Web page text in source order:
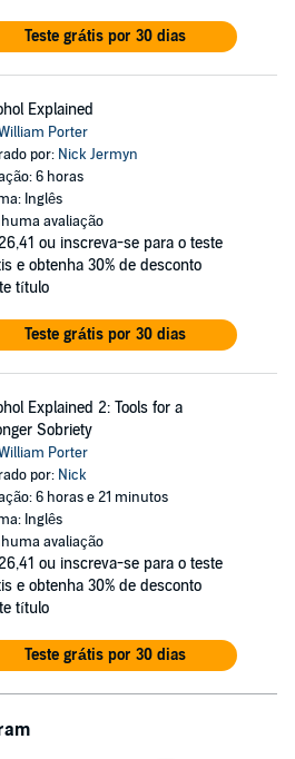
Teste grátis por 30 dias
Explained
Porter
por: Nick Jermyn
6 horas
Inglês
avaliação
ou inscreva-se para o teste
e obtenha 30% de desconto
título
Teste grátis por 30 dias
Explained 2: Tools for a
Sobriety
Porter
por: Nick
6 horas e 21 minutos
Inglês
avaliação
ou inscreva-se para o teste
e obtenha 30% de desconto
título
Teste grátis por 30 dias